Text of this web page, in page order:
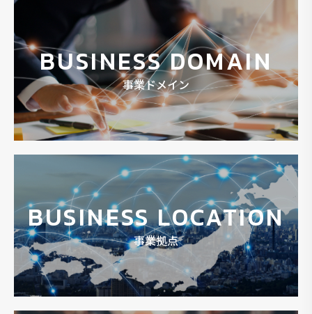
BUSINESS DOMAIN
事業ドメイン
BUSINESS LOCATION
事業拠点